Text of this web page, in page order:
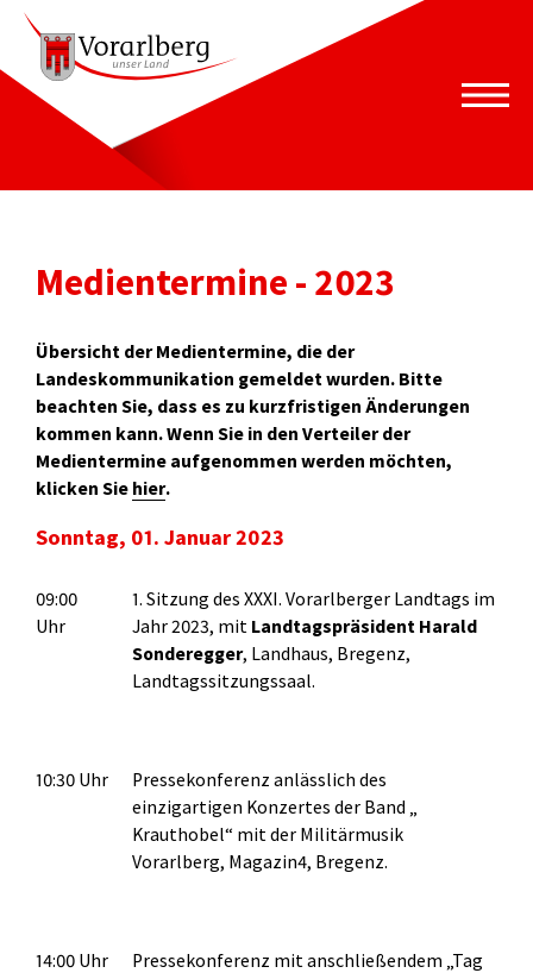
Medientermine - 2023
Übersicht der Medientermine, die der
Landeskommunikation gemeldet wurden. Bitte
beachten Sie, dass es zu kurzfristigen Änderungen
kommen kann. Wenn Sie in den Verteiler der
Medientermine aufgenommen werden möchten,
klicken Sie hier.
Sonntag, 01. Januar 2023
09:00
Uhr
1. Sitzung des XXXI. Vorarlberger Landtags im
Jahr 2023, mit Landtagspräsident Harald
Sonderegger, Landhaus, Bregenz,
Landtagssitzungssaal.
10:30 Uhr
Pressekonferenz anlässlich des
einzigartigen Konzertes der Band „
Krauthobel“ mit der Militärmusik
Vorarlberg, Magazin4, Bregenz.
14:00 Uhr
Pressekonferenz mit anschließendem „Tag